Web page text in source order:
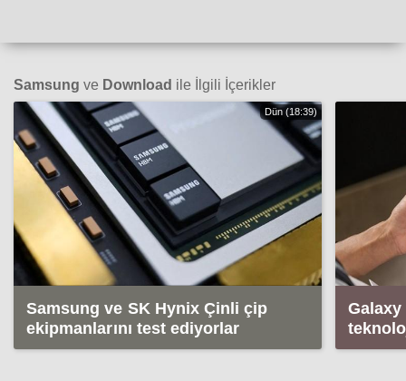
Samsung ve Download ile İlgili İçerikler
Dün (18:39)
Samsung ve SK Hynix Çinli çip
ekipmanlarını test ediyorlar
Galaxy